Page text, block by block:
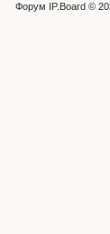
Форум IP.Board ©